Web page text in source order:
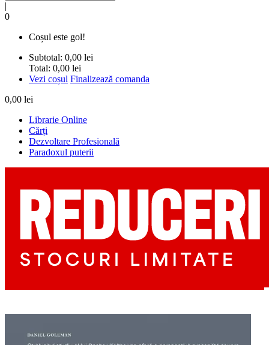
|
0
Coșul este gol!
Subtotal: 0,00 lei
Total: 0,00 lei
Vezi coșul Finalizează comanda
0,00 lei
Librarie Online
Cărți
Dezvoltare Profesională
Paradoxul puterii